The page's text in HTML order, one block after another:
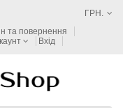
ГРН.
та повернення
Вхід